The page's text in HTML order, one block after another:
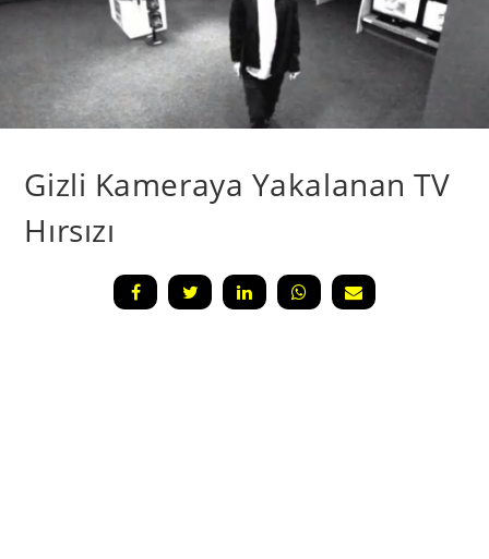
Gizli Kameraya Yakalanan TV
Hırsızı